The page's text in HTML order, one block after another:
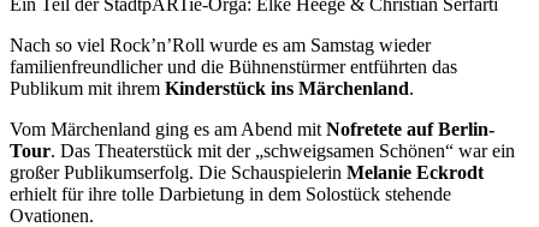
Nach so viel Rock’n’Roll wurde es am Samstag wieder
familienfreundlicher und die Bühnenstürmer entführten das
Publikum mit ihrem Kinderstück ins Märchenland.
Vom Märchenland ging es am Abend mit Nofretete auf Berlin-
Tour. Das Theaterstück mit der „schweigsamen Schönen“ war ein
großer Publikumserfolg. Die Schauspielerin Melanie Eckrodt
erhielt für ihre tolle Darbietung in dem Solostück stehende
Ovationen.